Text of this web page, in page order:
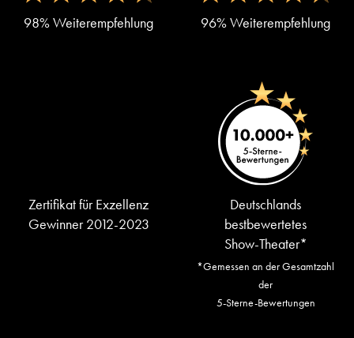
98% Weiterempfehlung 96% Weiterempfehlung
Zertifikat für Exzellenz
Gewinner 2012-2023
Deutschlands
bestbewertetes
Show-Theater*
*Gemessen an der Gesamtzahl
der
5-Sterne-Bewertungen